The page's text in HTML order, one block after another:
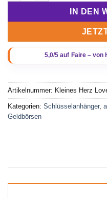
IN DEN
Artikelnummer: Kleines Herz
Kategorien: Schlüsselanhänger,
Geldbörsen